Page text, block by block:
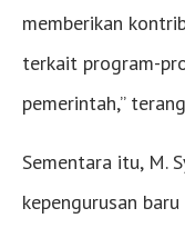
memberikan
terkait program-
pemerintah,”
Sementara itu, M.
kepengurusan